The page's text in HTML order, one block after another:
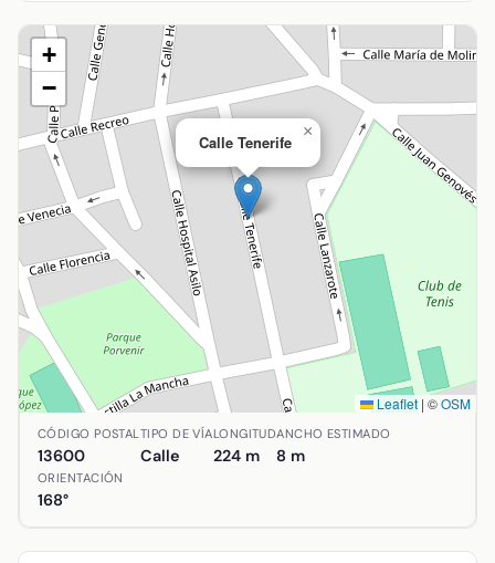
Calle Tenerife
×
+
−
Leaflet | ©OSM
Ubicación de Calle Tenerife en Alcázar de San Juan,
CÓDIGO POSTAL
13600
TIPO DE VÍA
Calle
LONGITUD
224 m
ANCHO ESTIMADO
8 m
ORIENTACIÓN
168°